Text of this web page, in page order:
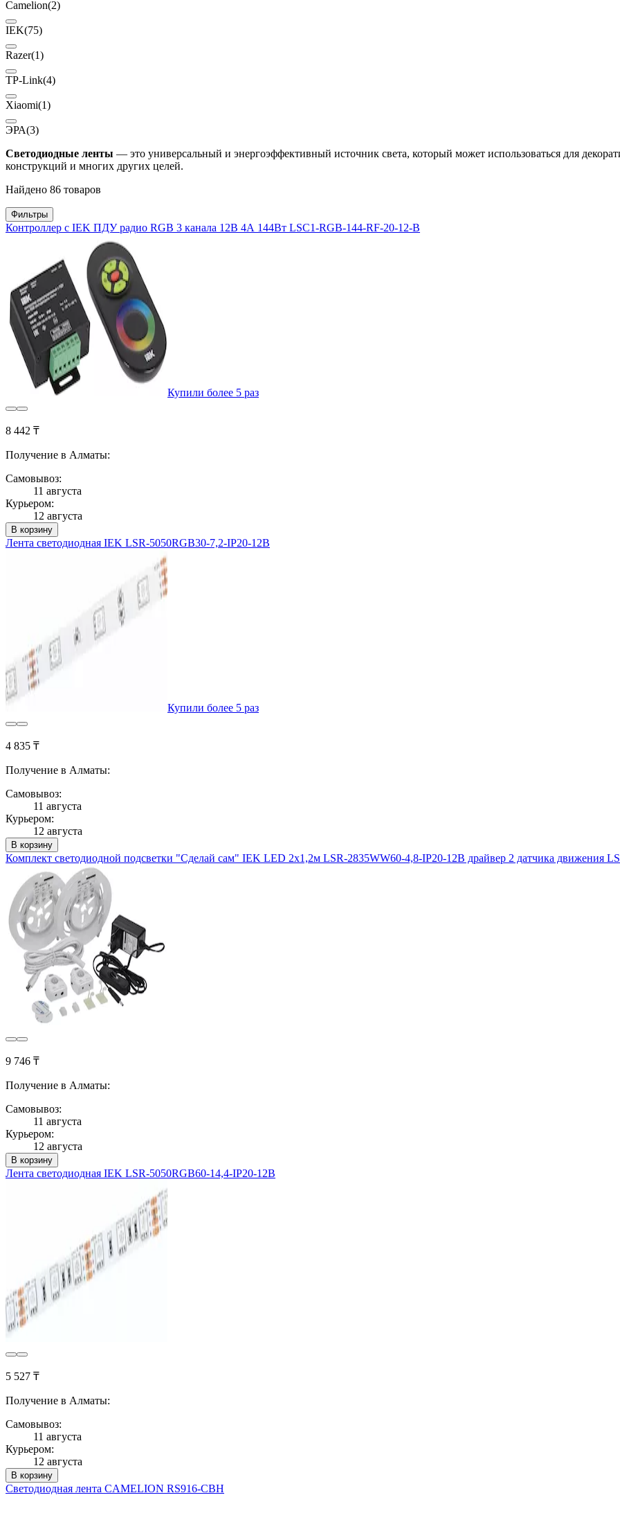
Camelion(2)
IEK(75)
Razer(1)
TP-Link(4)
Xiaomi(1)
ЭРА(3)
Светодиодные ленты — это универсальный и энергоэффективный источник света, который может использоваться для
конструкций и многих других целей.
Найдено 86 товаров
Фильтры
Контроллер с IEK ПДУ радио RGB 3 канала 12В 4А 144Вт LSC1-RGB-144-RF-20-12-B
Купили более 5 раз
8 442 ₸
Получение в Алматы:
Самовывоз:
11 августа
Курьером:
12 августа
В корзину
Лента светодиодная IEK LSR-5050RGB30-7,2-IP20-12В
Купили более 5 раз
4 835 ₸
Получение в Алматы:
Самовывоз:
11 августа
Курьером:
12 августа
В корзину
Комплект светодиодной подсветки "Сделай сам" IEK LED 2х1,2м LSR-2835WW60-4,8-IP20-12В драйвер 2 датчика движения
9 746 ₸
Получение в Алматы:
Самовывоз:
11 августа
Курьером:
12 августа
В корзину
Лента светодиодная IEK LSR-5050RGB60-14,4-IP20-12В
5 527 ₸
Получение в Алматы:
Самовывоз:
11 августа
Курьером:
12 августа
В корзину
Светодиодная лента CAMELION RS916-CBH